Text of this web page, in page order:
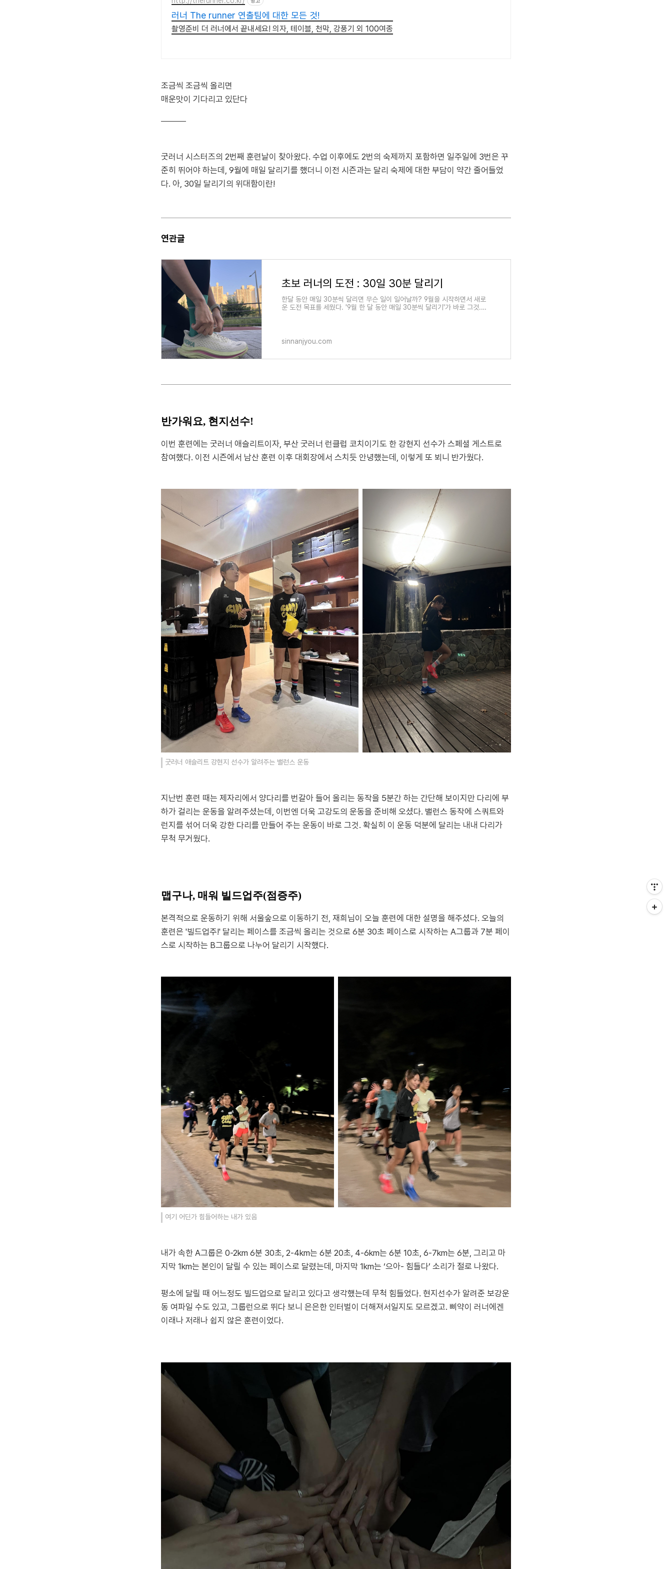
러너 The runner 연출팀에 대한 모든 것!
촬영준비 더 러너에서 끝내세요! 의자, 테이블, 천막, 강풍기 외 100여종
조금씩 조금씩 올리면
매운맛이 기다리고 있단다
굿러너 시스터즈의 2번째 훈련날이 찾아왔다. 수업 이후에도 2번의 숙제까지 포함하면 일주일에 3번은 꾸
준히 뛰어야 하는데, 9월에 매일 달리기를 했더니 이전 시즌과는 달리 숙제에 대한 부담이 약간 줄어들었
다. 아, 30일 달리기의 위대함이란!
연관글
초보 러너의 도전 : 30일 30분 달리기
한달 동안 매일 30분씩 달리면 무슨 일이 일어날까? 9월을 시작하면서 새로
운 도전 목표를 세웠다. '9월 한 달 동안 매일 30분씩 달리기'가 바로 그것.
sinnanjyou.com
반가워요, 현지선수!
이번 훈련에는 굿러너 애슬리트이자, 부산 굿러너 런클럽 코치이기도 한 강현지 선수가 스페셜 게스트로
참여했다. 이전 시즌에서 남산 훈련 이후 대회장에서 스치듯 안녕했는데, 이렇게 또 뵈니 반가웠다.
굿러너 애슬리트 강현지 선수가 알려주는 밸런스 운동
지난번 훈련 때는 제자리에서 양다리를 번갈아 들어 올리는 동작을 5분간 하는 간단해 보이지만 다리에 부
하가 걸리는 운동을 알려주셨는데, 이번엔 더욱 고강도의 운동을 준비해 오셨다. 밸런스 동작에 스쿼트와
런지를 섞어 더욱 강한 다리를 만들어 주는 운동이 바로 그것. 확실히 이 운동 덕분에 달리는 내내 다리가
무척 무거웠다.
맵구나, 매워 빌드업주(점증주)
본격적으로 운동하기 위해 서울숲으로 이동하기 전, 재희님이 오늘 훈련에 대한 설명을 해주셨다. 오늘의
훈련은 '빌드업주!' 달리는 페이스를 조금씩 올리는 것으로 6분 30초 페이스로 시작하는 A그룹과 7분 페이
스로 시작하는 B그룹으로 나누어 달리기 시작했다.
여기 어딘가 힘들어하는 내가 있음
내가 속한 A그룹은 0-2km 6분 30초, 2-4km는 6분 20초, 4-6km는 6분 10초, 6-7km는 6분, 그리고 마
지막 1km는 본인이 달릴 수 있는 페이스로 달렸는데, 마지막 1km는 ‘으아- 힘들다’ 소리가 절로 나왔다.
평소에 달릴 때 어느정도 빌드업으로 달리고 있다고 생각했는데 무척 힘들었다. 현지선수가 알려준 보강운
동 여파일 수도 있고, 그룹런으로 뛰다 보니 은은한 인터벌이 더해져서일지도 모르겠고. 삐약이 러너에겐
이래나 저래나 쉽지 않은 훈련이었다.